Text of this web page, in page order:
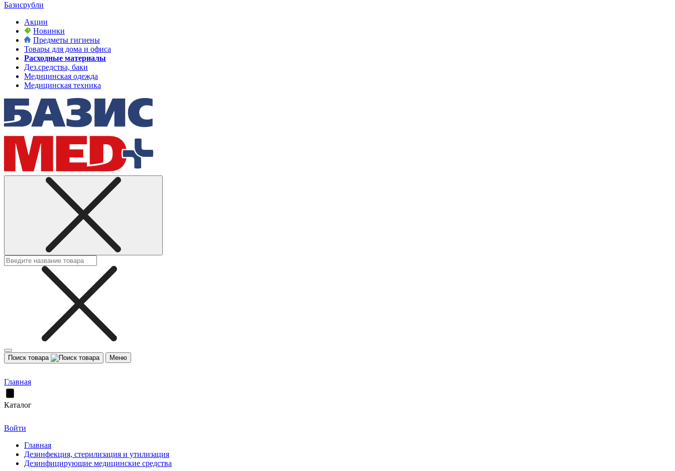
Базисрубли
Акции
Новинки
Предметы гигиены
Товары для дома и офиса
Расходные материалы
Дез.средства, баки
Медицинская одежда
Медицинская техника
Поиск товара Меню
Главная
Каталог
Войти
Главная
Дезинфекция, стерилизация и утилизация
Дезинфицирующие медицинские средства